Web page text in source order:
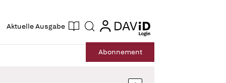
Aktuelle Ausgabe Suche login
login
Abonnement